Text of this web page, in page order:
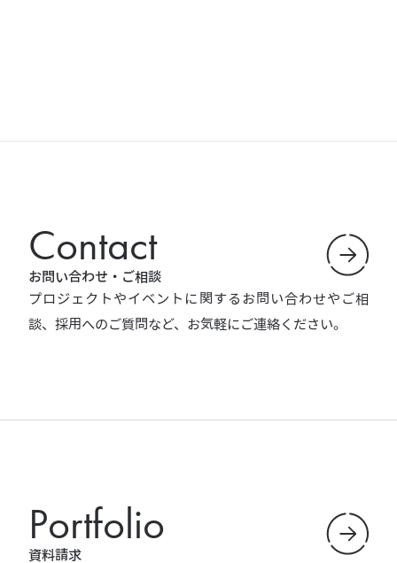
Contact
お問い合わせ・ご相談
プロジェクトやイベントに関するお問い合わせやご相
談、採用へのご質問など、お気軽にご連絡ください。
Portfolio
資料請求